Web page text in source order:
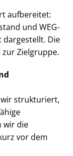
aufbereitet:
und WEG-
Die
Zielgruppe.
strukturiert,
wir die
vor dem